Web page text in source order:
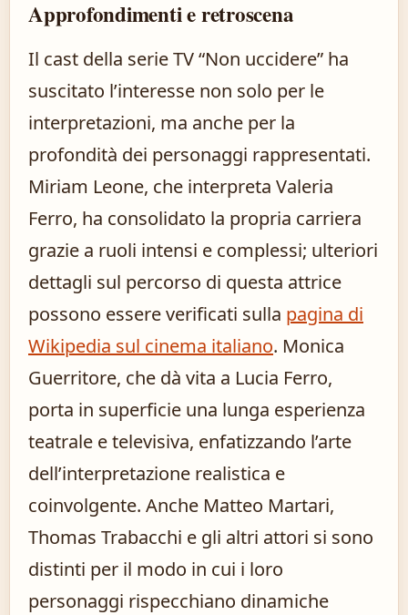
Approfondimenti e retroscena
Il cast della serie TV “Non uccidere” ha
suscitato l’interesse non solo per le
interpretazioni, ma anche per la
profondità dei personaggi rappresentati.
Miriam Leone, che interpreta Valeria
Ferro, ha consolidato la propria carriera
grazie a ruoli intensi e complessi; ulteriori
dettagli sul percorso di questa attrice
possono essere verificati sulla pagina di
Wikipedia sul cinema italiano. Monica
Guerritore, che dà vita a Lucia Ferro,
porta in superficie una lunga esperienza
teatrale e televisiva, enfatizzando l’arte
dell’interpretazione realistica e
coinvolgente. Anche Matteo Martari,
Thomas Trabacchi e gli altri attori si sono
distinti per il modo in cui i loro
personaggi rispecchiano dinamiche